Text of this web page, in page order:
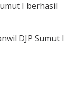
I berhasil
DJP Sumut I